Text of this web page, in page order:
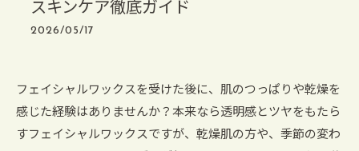
スキンケア徹底ガイド
2026/05/17
フェイシャルワックスを受けた後に、肌のつっぱりや乾燥を
感じた経験はありませんか？本来なら透明感とツヤをもたら
すフェイシャルワックスですが、乾燥肌の方や、季節の変わ